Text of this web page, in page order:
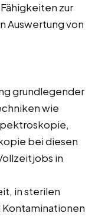
zur
Auswertung von
grundlegender
wie
bei diesen
in
in sterilen